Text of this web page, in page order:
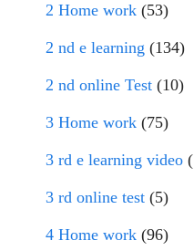
2 Home work (53)
2 nd e learning (134)
2 nd online Test (10)
3 Home work (75)
3 rd e learning video
3 rd online test (5)
4 Home work (96)